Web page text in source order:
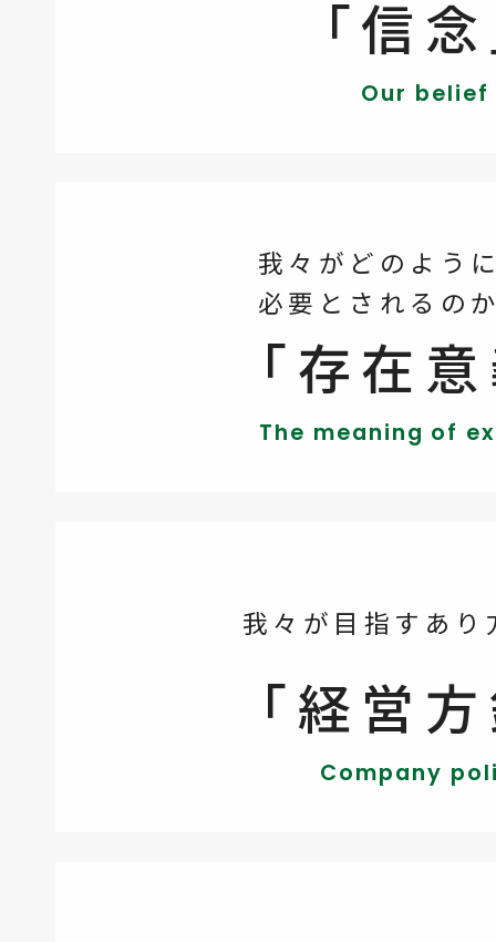
「信
Our belief
我々がどのよう
必要とされるの
「存在
The meaning of
我々が目指すあり
「経営
Company